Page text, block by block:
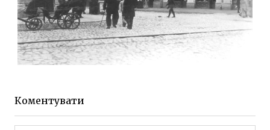
ЖИТОМИР МИХАЙЛІВСЬКА 1903 РОКУ
Коментувати